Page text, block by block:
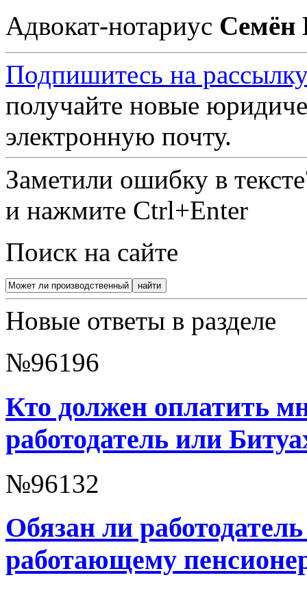
Адвокат-нотариус Семён
Подпишитесь на
получайте новые
электронную почту.
Заметили ошибку в
и нажмите Ctrl+Enter
Поиск на сайте
Новые ответы в разделе
№96196
Кто должен оплатить
работодатель или
№96132
Обязан ли
работающему